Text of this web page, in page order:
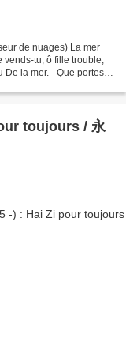
de nuages) La mer
tu, ô fille trouble,
De la mer. - Que portes-
toujours / 永